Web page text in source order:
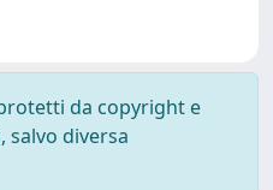
da copyright e
diversa